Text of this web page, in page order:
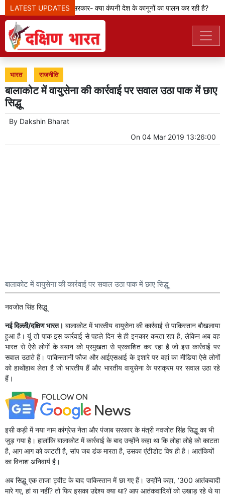
LATEST UPDATES
मेटा टीम से पूछ रही सरकार- क्या कंपनी देश के कानूनों का पालन कर रही है?
भारत राजनीति
बालाकोट में वायुसेना की कार्रवाई पर सवाल उठा पाक में छाए
सिद्धू
By Dakshin Bharat
On 04 Mar 2019 13:26:00
बालाकोट में वायुसेना की कार्रवाई पर सवाल उठा पाक में छाए सिद्धू
नवजोत सिंह सिद्धू
नई दिल्ली/दक्षिण भारत। बालाकोट में भारतीय वायुसेना की कार्रवाई से पाकिस्तान बौखलाया
हुआ है। यूं तो पाक इस कार्रवाई से पहले दिन से ही इनकार करता रहा है, लेकिन अब वह
भारत से ऐसे लोगों के बयान को प्रमुखता से प्रकाशित कर रहा है जो इस कार्रवाई पर
सवाल उठाते हैं। पाकिस्तानी फौज और आईएसआई के इशारे पर वहां का मीडिया ऐसे लोगों
को हाथोंहाथ लेता है जो भारतीय हैं और भारतीय वायुसेना के पराक्रम पर सवाल उठा रहे
हैं।
इसी कड़ी में नया नाम कांग्रेस नेता और पंजाब सरकार के मंत्री नवजोत सिंह सिद्धू का भी
जुड़ गया है। हालांकि बालाकोट में कार्रवाई के बाद उन्होंने कहा था कि लोहा लोहे को काटता
है, आग आग को काटती है, सांप जब डंक मारता है, उसका एंटीडोट विष ही है। आतंकियों
का विनाश अनिवार्य है।
अब सिद्धू एक ताजा ट्वीट के बाद पाकिस्तान में छा गए हैं। उन्होंने कहा, ‘300 आतंकवादी
मारे गए, हां या नहीं? तो फिर इसका उद्देश्य क्या था? आप आतंकवादियों को उखाड़ रहे थे या